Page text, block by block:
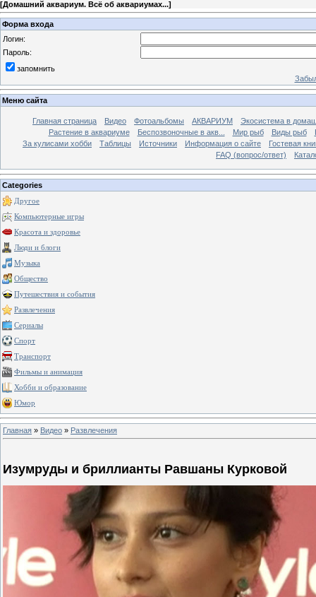
[Домашний аквариум. Всё об аквариумах...]
Форма входа
Логин:
Пароль:
запомнить
Меню сайта
Главная страница Видео Фотоальбомы АКВАРИУМ
Экосистема в
Растение в аквариуме
Беспозвоночные в акв... Мир рыб Виды рыб
За кулисами хобби
Таблицы Источники Информация о сайте
Гостевая
FAQ (вопрос/ответ)
Categories
Другое
Компьютерные игры
Красота и здоровье
Люди и блоги
Музыка
Общество
Путешествия и события
Развлечения
Сериалы
Спорт
Транспорт
Фильмы и анимация
Хобби и образование
Юмор
Главная » Видео » Развлечения
Изумруды и бриллианты Равшаны Курковой